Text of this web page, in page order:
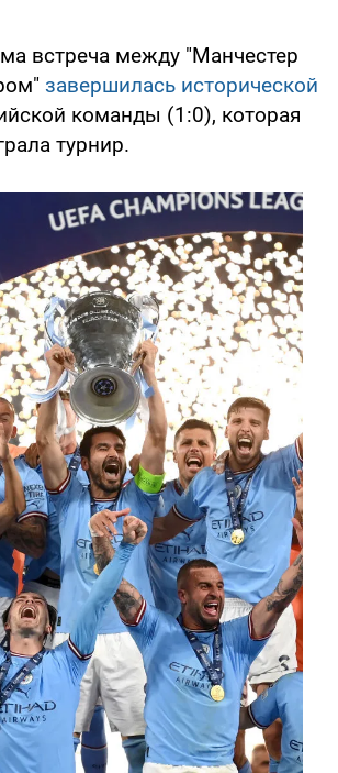
встреча между "Манчестер
завершилась исторической
команды (1:0), которая
турнир.